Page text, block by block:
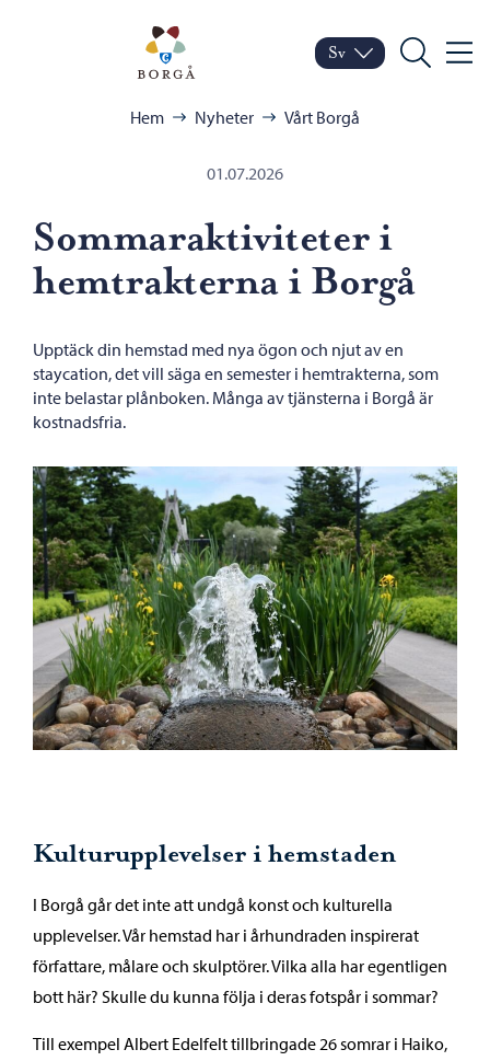
Porvoo – Gå till
Byt språk
Nuvarande språk:
Sv
Sök Meny
Hem Nyheter Vårt Borgå
01.07.2026
Sommaraktiviteter i
hemtrakterna i Borgå
Upptäck din hemstad med nya ögon och njut av en
staycation, det vill säga en semester i hemtrakterna, som
inte belastar plånboken. Många av tjänsterna i Borgå är
kostnadsfria.
Kulturupplevelser i hemstaden
I Borgå går det inte att undgå konst och kulturella
upplevelser. Vår hemstad har i århundraden inspirerat
författare, målare och skulptörer. Vilka alla har egentligen
bott här? Skulle du kunna följa i deras fotspår i sommar?
Till exempel Albert Edelfelt tillbringade 26 somrar i Haiko,